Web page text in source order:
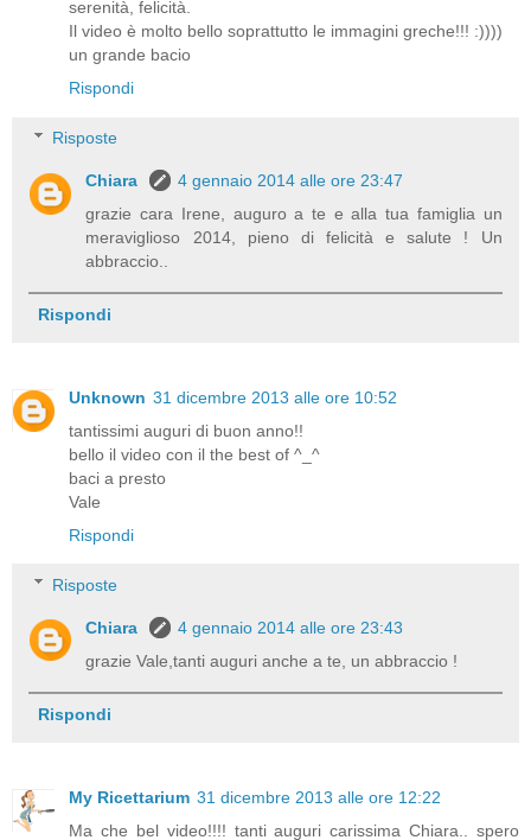
serenità, felicità.
Il video è molto bello soprattutto le immagini greche!!! :))))
un grande bacio
Rispondi
Risposte
Chiara
4 gennaio 2014 alle ore 23:47
grazie cara Irene, auguro a te e alla tua famiglia un
meraviglioso 2014, pieno di felicità e salute ! Un
abbraccio..
Rispondi
Unknown 31 dicembre 2013 alle ore 10:52
tantissimi auguri di buon anno!!
bello il video con il the best of ^_^
baci a presto
Vale
Rispondi
Risposte
Chiara
4 gennaio 2014 alle ore 23:43
grazie Vale,tanti auguri anche a te, un abbraccio !
Rispondi
My Ricettarium 31 dicembre 2013 alle ore 12:22
Ma che bel video!!!! tanti auguri carissima Chiara.. spero